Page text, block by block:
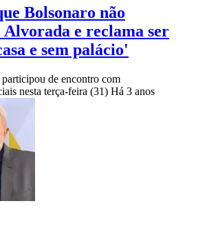
Bolsonaro não
Alvorada e reclama ser
e sem palácio'
de encontro com
nesta terça-feira (31) Há 3 anos